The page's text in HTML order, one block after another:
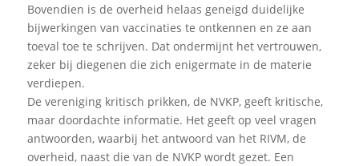
Bovendien is de overheid helaas geneigd duidelijke
bijwerkingen van vaccinaties te ontkennen en ze aan
toeval toe te schrijven. Dat ondermijnt het vertrouwen,
zeker bij diegenen die zich enigermate in de materie
verdiepen.
De vereniging kritisch prikken, de NVKP, geeft kritische,
maar doordachte informatie. Het geeft op veel vragen
antwoorden, waarbij het antwoord van het RIVM, de
overheid, naast die van de NVKP wordt gezet. Een